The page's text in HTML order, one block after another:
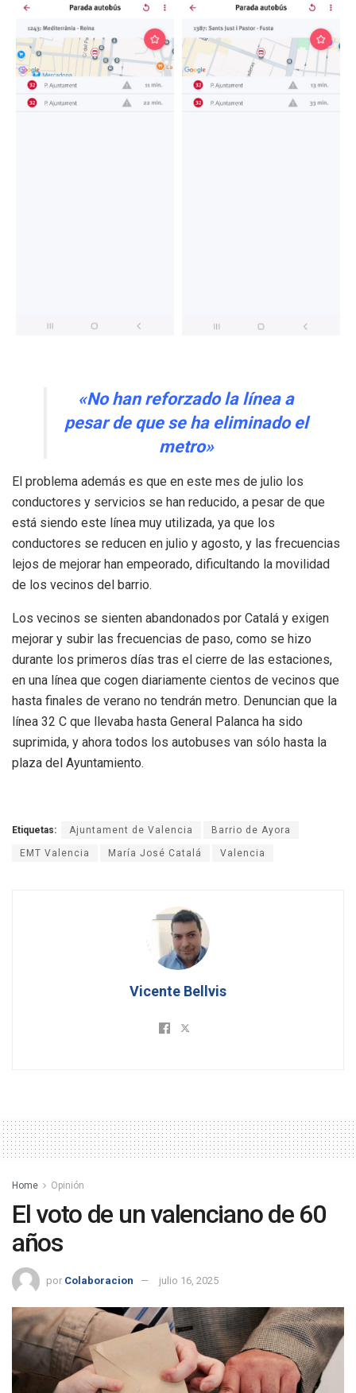
«No han reforzado la línea a
pesar de que se ha eliminado el
metro»
El problema además es que en este mes de julio los
conductores y servicios se han reducido, a pesar de que
está siendo este línea muy utilizada, ya que los
conductores se reducen en julio y agosto, y las frecuencias
lejos de mejorar han empeorado, dificultando la movilidad
de los vecinos del barrio.
Los vecinos se sienten abandonados por Catalá y exigen
mejorar y subir las frecuencias de paso, como se hizo
durante los primeros días tras el cierre de las estaciones,
en una línea que cogen diariamente cientos de vecinos que
hasta finales de verano no tendrán metro. Denuncian que la
línea 32 C que llevaba hasta General Palanca ha sido
suprimida, y ahora todos los autobuses van sólo hasta la
plaza del Ayuntamiento.
Etiquetas: Ajuntament de Valencia Barrio de Ayora
EMT Valencia María José Catalá Valencia
Vicente Bellvis
Home Opinión
El voto de un valenciano de 60
años
por Colaboracion julio 16, 2025